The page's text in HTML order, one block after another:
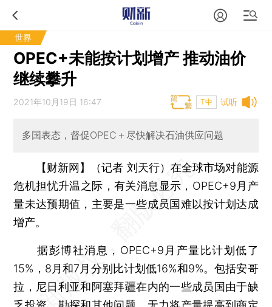
世界
OPEC+未能按计划增产 推动油价
继续攀升
试听
2021年10月19日 16:47 T中
多国表态，督促OPEC＋尽快解决石油供应问题
【财新网】（记者 刘天行） 在全球市场对能源
危机担忧升温之际，有关消息显示，OPEC+9月产
量未达预期值，主要是一些成员国难以按计划达成
增产。
据彭博社消息，OPEC+9月产量比计划低了
15%，8月和7月分别比计划低16%和9%。包括安哥
拉，尼日利亚和阿塞拜疆在内的一些成员国由于缺